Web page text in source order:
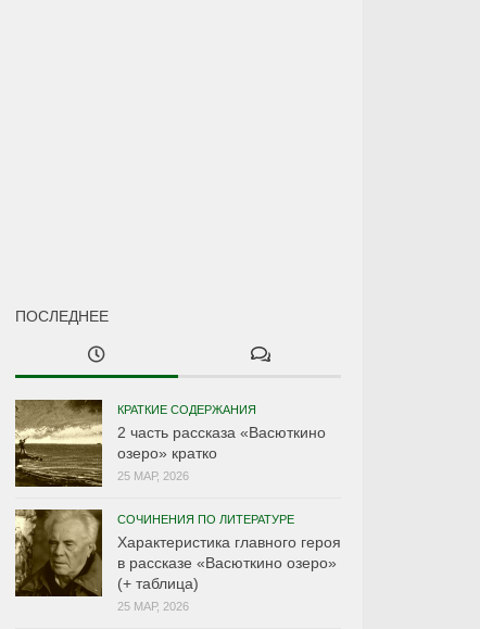
ПОСЛЕДНЕЕ
КРАТКИЕ СОДЕРЖАНИЯ
2 часть рассказа «Васюткино
озеро» кратко
25 МАР, 2026
СОЧИНЕНИЯ ПО ЛИТЕРАТУРЕ
Характеристика главного героя
в рассказе «Васюткино озеро»
(+ таблица)
25 МАР, 2026